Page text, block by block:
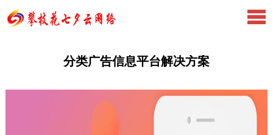
分类广告信息平台解决方案